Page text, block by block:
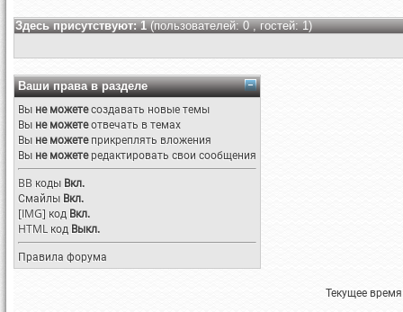
Здесь присутствуют: 1(пользователей: 0 , гостей: 1)
Ваши права в разделе
Вы не можетесоздавать новые темы
Вы не можетеотвечать в темах
Вы не можетеприкреплять вложения
Вы не можетередактировать свои сообщения
BB коды Вкл.
Смайлы Вкл.
[IMG] код Вкл.
HTML код Выкл.
Правила форума
Текущее